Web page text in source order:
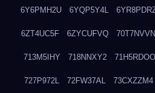
6Y6PMH2U 6YQP5Y4L
6ZT4UC5F 6ZYCUFVQ 70T7NVVN
713M5IHY 718NNXY2 71H5RDOO
727P972L 72FW37AL 73CXZZM4